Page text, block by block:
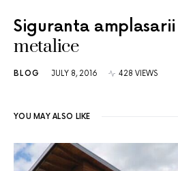
Siguranta
metalice
BLOG JULY 8, 2016 428 VIEWS
YOU MAY ALSO LIKE